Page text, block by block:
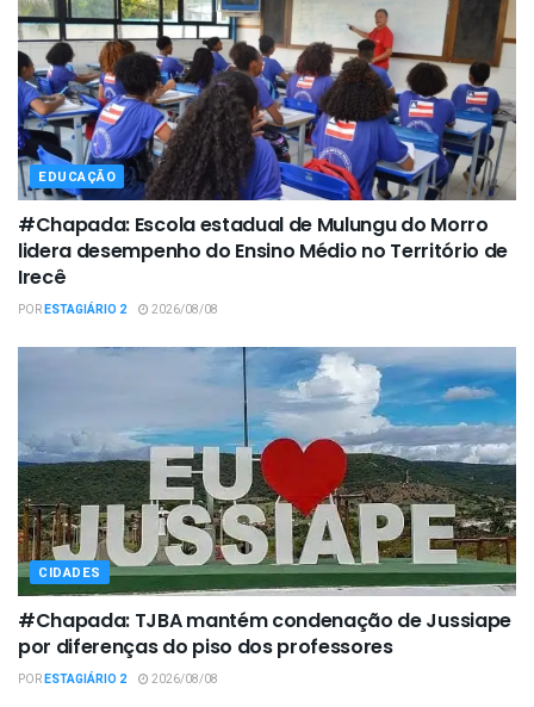
EDUCAÇÃO
#Chapada: Escola estadual de Mulungu do Morro
lidera desempenho do Ensino Médio no Território de
Irecê
PORESTAGIÁRIO 2 2026/08/08
CIDADES
#Chapada: TJBA mantém condenação de Jussiape
por diferenças do piso dos professores
PORESTAGIÁRIO 2 2026/08/08